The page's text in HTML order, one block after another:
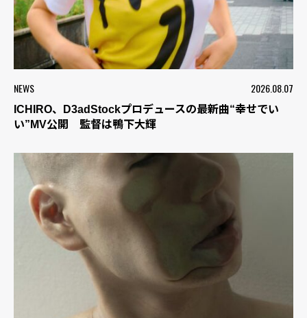
NEWS 2026.08.07
ICHIRO、D3adStockプロデュースの最新曲“幸せでい
い”MV公開 監督は鴨下大輝